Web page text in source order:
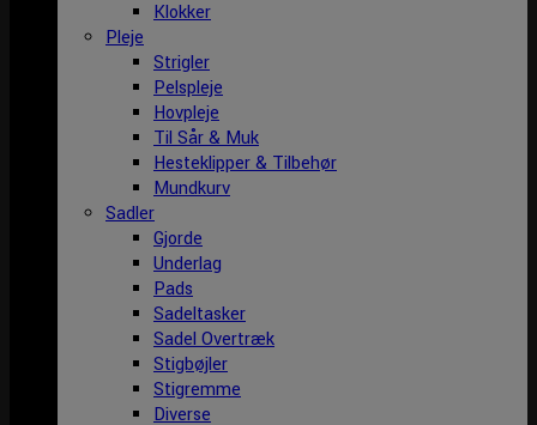
Klokker
Pleje
Strigler
Pelspleje
Hovpleje
Til Sår & Muk
Hesteklipper & Tilbehør
Mundkurv
Sadler
Gjorde
Underlag
Pads
Sadeltasker
Sadel Overtræk
Stigbøjler
Stigremme
Diverse